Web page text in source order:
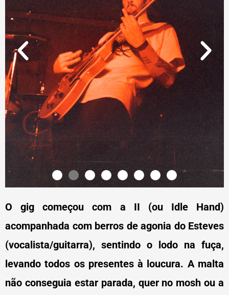
O gig começou com a II (ou Idle Hand)
acompanhada com berros de agonia do Esteves
(vocalista/guitarra), sentindo o lodo na fuça,
levando todos os presentes à loucura. A malta
não conseguia estar parada, quer no mosh ou a